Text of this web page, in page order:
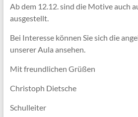
Ab dem 12.12. sind die Motive auch
ausgestellt.
Bei Interesse können Sie sich die
unserer Aula ansehen.
Mit freundlichen Grüßen
Christoph Dietsche
Schulleiter